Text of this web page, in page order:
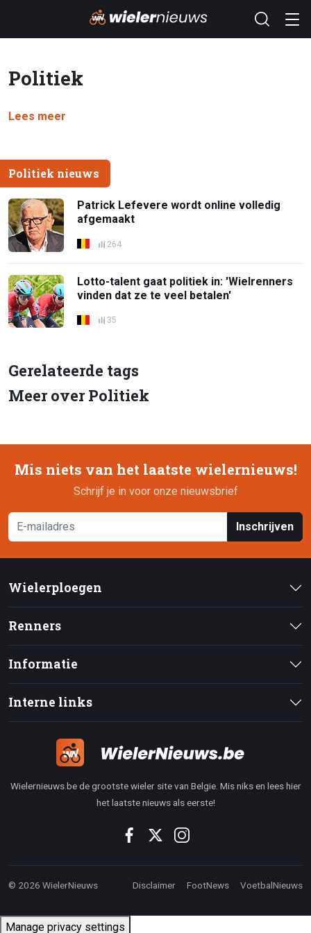
Politiek
Lees meer
Politiek nieuws
Patrick Lefevere wordt online volledig
afgemaakt
264
Lotto-talent gaat politiek in: 'Wielrenners
vinden dat ze te veel betalen'
35
Gerelateerde tags
Meer over Politiek
Mis niets van het laatste wielernieuws!
Schrijf je in voor onze nieuwsbrief
Inschrijven
Wielerploegen
Renners
Informatie
Interne links
Wielernieuws.be de grootste wieler site van Belgie. Mis niks en lees hier
het laatste nieuws als eerste!
© 2026 WielerNieuws Disclaimer FootNews VoetbalNieuws
Manage privacy settings